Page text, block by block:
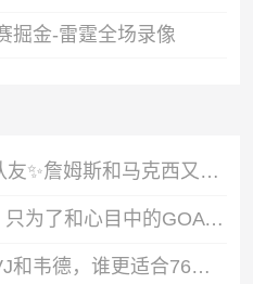
掘金-雷霆全场录像
从晨练搭档到球队队友✨詹姆斯和马克西又一次并肩合练了！
埃奇库姆疯狂训练~ 只为了和心目中的GOAT——詹姆斯，一起夺冠
大史聊76人首发：VJ和韦德，谁更适合76人的首发🤔